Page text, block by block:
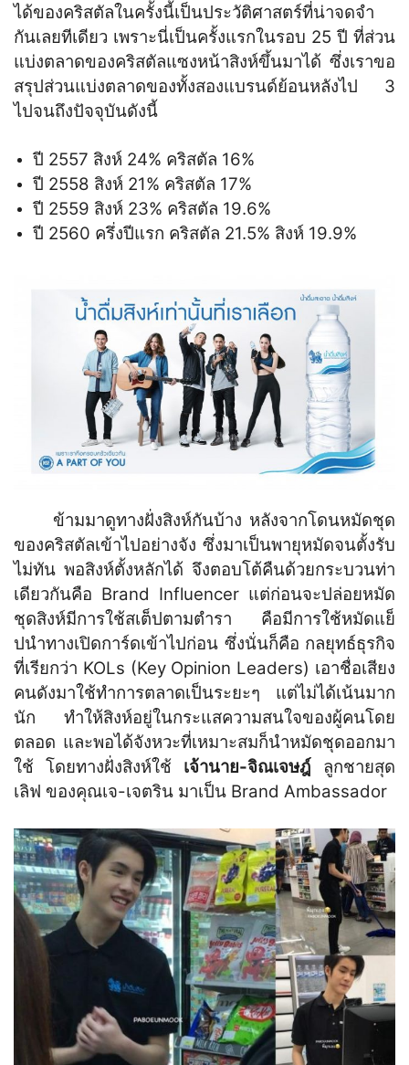
ได้ของคริสตัลในครั้งนี้เป็นประวัติศาสตร์ที่น่าจดจำ
กันเลยทีเดียว เพราะนี่เป็นครั้งแรกในรอบ 25 ปี ที่ส่วน
แบ่งตลาดของคริสตัลแซงหน้าสิงห์ขึ้นมาได้ ซึ่งเราขอ
สรุปส่วนแบ่งตลาดของทั้งสองแบรนด์ย้อนหลังไป 3
ไปจนถึงปัจจุบันดังนี้
ปี 2557 สิงห์ 24% คริสตัล 16%
ปี 2558 สิงห์ 21% คริสตัล 17%
ปี 2559 สิงห์ 23% คริสตัล 19.6%
ปี 2560 ครึ่งปีแรก คริสตัล 21.5% สิงห์ 19.9%
ข้ามมาดูทางฝั่งสิงห์กันบ้าง หลังจากโดนหมัดชุด
ของคริสตัลเข้าไปอย่างจัง ซึ่งมาเป็นพายุหมัดจนตั้งรับ
ไม่ทัน พอสิงห์ตั้งหลักได้ จึงตอบโต้คืนด้วยกระบวนท่า
เดียวกันคือ Brand Influencer แต่ก่อนจะปล่อยหมัด
ชุดสิงห์มีการใช้สเต็ปตามตำรา คือมีการใช้หมัดแย็
ปนำทางเปิดการ์ดเข้าไปก่อน ซึ่งนั่นก็คือ กลยุทธ์ธุรกิจ
ที่เรียกว่า KOLs (Key Opinion Leaders) เอาชื่อเสียง
คนดังมาใช้ทำการตลาดเป็นระยะๆ แต่ไม่ได้เน้นมาก
นัก ทำให้สิงห์อยู่ในกระแสความสนใจของผู้คนโดย
ตลอด และพอได้จังหวะที่เหมาะสมก็นำหมัดชุดออกมา
ใช้ โดยทางฝั่งสิงห์ใช้ เจ้านาย-จิณเจษฎ์ ลูกชายสุด
เลิฟ ของคุณเจ-เจตริน มาเป็น Brand Ambassador